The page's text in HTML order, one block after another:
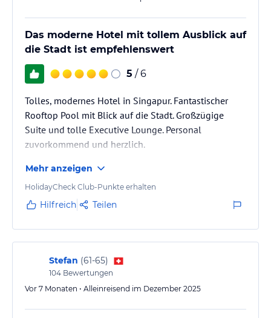
Entspannen Sie am Pool oder halten Sie sich im Fitnesscenter fit.
Darüber hinaus können Sie den Wellnessbereich mit Saunen und
verschiedenen Wellnessangeboten gegen Gebühr nutzen.
Hinweis: Verfasst von HolidayCheck mit Hilfe von KI. Alle
Angaben ohne Gewähr. Bitte lies vor der Buchung die
verbindlichen Angebotsdetailsdes jeweiligen Veranstalters.
Das moderne Hotel mit tollem Ausblick auf
die Stadt ist empfehlenswert
5 / 6
Tolles, modernes Hotel in Singapur. Fantastischer
Rooftop Pool mit Blick auf die Stadt. Großzügige
Suite und tolle Executive Lounge. Personal
zuvorkommend und herzlich.
Mehr anzeigen
HolidayCheck Club-Punkte erhalten
Hilfreich Teilen
Stefan (61-65)
104 Bewertungen
Vor 7 Monaten • Alleinreisend im Dezember 2025